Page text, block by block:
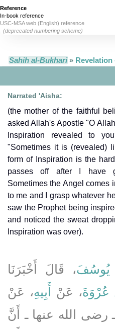
Reference
In-book reference
USC-MSA web (English) reference
(deprecated numbering scheme)
Sahih al-Bukhari»
Narrated 'Aisha:
(the mother of the faithful
asked Allah's Apostle "O
Inspiration revealed to
"Sometimes it is (revealed)
form of Inspiration is the
passes off after I have
Sometimes the Angel comes
to me and I grasp whatever
saw the Prophet being
and noticed the sweat
Inspiration was over).
يُوسُفَ، قَالَ أَخْبَرَنَا
عُرْوَةَ، عَنْ أَبِيهِ، عَنْ
رضى الله عنها ـ أَنَّ